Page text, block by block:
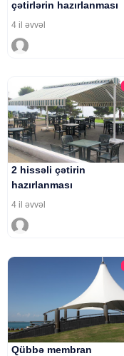
çətirlərin hazırlanması
4 il əvvəl
2 hissəli çətirin
hazırlanması
4 il əvvəl
Qübbə membran